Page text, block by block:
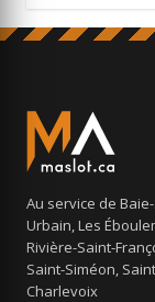
Au service de
Urbain, Les
Rivière-Saint-
Saint-Siméon,
Charlevoix